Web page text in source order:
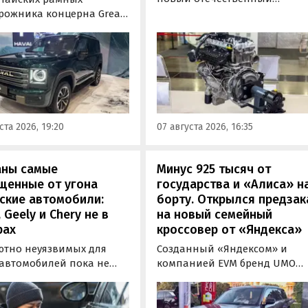
концерна Great
заводе
Речь о Haval H9,
и Tank 500, которые
прошли
и получили
типа
средства (ОТТС).
2026, 19:20
получивший индекс 414320.
Корреспонденту
«Автоновостей дня» удалось
лично ознакомиться с
новинкой на выставке
«Иннопром» в
07 августа 2026, 16:35
самые
от угона
автомобили:
Geely и Chery не в
неуязвимых для
пока не
Минус 925 тысяч от
государства и «Алиса»
борту. Открылся
на новый семейный
кроссовер от «Яндекса»
Созданный «Яндексом» и
компанией EVM бренд UMO
на свою вторую модель